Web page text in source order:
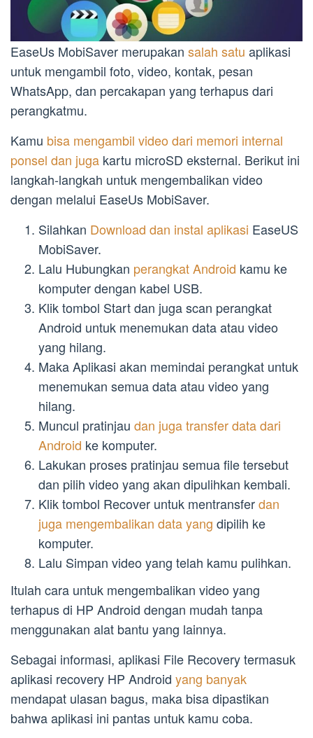
EaseUs MobiSaver merupakan salah satu aplikasi
untuk mengambil foto, video, kontak, pesan
WhatsApp, dan percakapan yang terhapus dari
perangkatmu.
Kamu bisa mengambil video dari memori internal
ponsel dan juga kartu microSD eksternal. Berikut ini
langkah-langkah untuk mengembalikan video
dengan melalui EaseUs MobiSaver.
Silahkan Download dan instal aplikasi EaseUS
MobiSaver.
Lalu Hubungkan perangkat Android kamu ke
komputer dengan kabel USB.
Klik tombol Start dan juga scan perangkat
Android untuk menemukan data atau video
yang hilang.
Maka Aplikasi akan memindai perangkat untuk
menemukan semua data atau video yang
hilang.
Muncul pratinjau dan juga transfer data dari
Android ke komputer.
Lakukan proses pratinjau semua file tersebut
dan pilih video yang akan dipulihkan kembali.
Klik tombol Recover untuk mentransferdan
juga mengembalikan data yang dipilih ke
komputer.
Lalu Simpan video yang telah kamu pulihkan.
Itulah cara untuk mengembalikan video yang
terhapus di HP Android dengan mudah tanpa
menggunakan alat bantu yang lainnya.
Sebagai informasi, aplikasi File Recovery termasuk
aplikasi recovery HP Android yang banyak
mendapat ulasan bagus, maka bisa dipastikan
bahwa aplikasi ini pantas untuk kamu coba.